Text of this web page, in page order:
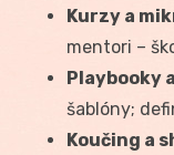
Kurzy a
mentori –
Playbooky
šablóny;
Koučing a